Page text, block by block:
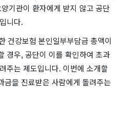
기관이 환자에게 받지 않고 공단
니다.
건강보험 본인일부부담금 총액이
경우, 공단이 이를 확인하여 초과
주는 제도입니다. 이번에 소개할
금을 진료받은 사람에게 돌려주는